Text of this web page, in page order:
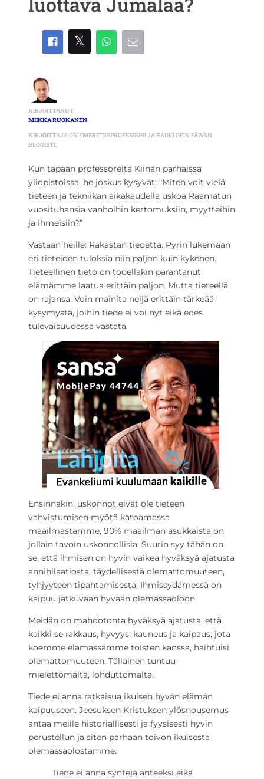
KIRJOITTANUT
MIIKKA RUOKANEN
KIRJOITTAJA ON EMERITUSPROFESSORI JA RADIO DEIN PÄIVÄN
BLOGISTI.
Kun tapaan professoreita Kiinan parhaissa
yliopistoissa, he joskus kysyvät: “Miten voit vielä
tieteen ja tekniikan aikakaudella uskoa Raamatun
vuosituhansia vanhoihin kertomuksiin, myytteihin
ja ihmeisiin?”
Vastaan heille: Rakastan tiedettä. Pyrin lukemaan
eri tieteiden tuloksia niin paljon kuin kykenen.
Tieteellinen tieto on todellakin parantanut
elämämme laatua erittäin paljon. Mutta tieteellä
on rajansa. Voin mainita neljä erittäin tärkeää
kysymystä, joihin tiede ei voi nyt eikä edes
tulevaisuudessa vastata.
Ensinnäkin, uskonnot eivät ole tieteen
vahvistumisen myötä katoamassa
maailmastamme, 90% maailman asukkaista on
jollain tavoin uskonnollisia. Suurin syy tähän on
se, että ihmisen on hyvin vaikea hyväksyä ajatusta
annihilaatiosta, täydellisestä olemattomuuteen,
tyhjyyteen tipahtamisesta. Ihmissydämessä on
kaipuu jatkuvaan hyvään olemassaoloon.
Meidän on mahdotonta hyväksyä ajatusta, että
kaikki se rakkaus, hyvyys, kauneus ja kaipaus, jota
koemme elämässämme toisten kanssa, haihtuisi
olemattomuuteen. Tällainen tuntuu
mielettömältä, lohduttomalta.
Tiede ei anna ratkaisua ikuisen hyvän elämän
kaipuuseen. Jeesuksen Kristuksen ylösnousemus
antaa meille historiallisesti ja fyysisesti hyvin
perustellun ja siten parhaan toivon ikuisesta
olemassaolostamme.
Tiede ei anna syntejä anteeksi eikä